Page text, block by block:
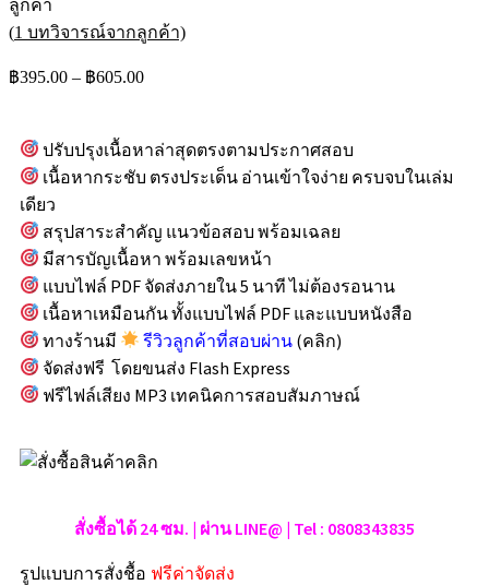
ลูกค้า
(1 บทวิจารณ์จากลูกค้า)
฿395.00 – ฿605.00
ปรับปรุงเนื้อหาล่าสุดตรงตามประกาศสอบ
เนื้อหากระชับ ตรงประเด็น อ่านเข้าใจง่าย ครบจบในเล่ม
เดียว
สรุปสาระสำคัญ แนวข้อสอบ พร้อมเฉลย
มีสารบัญเนื้อหา พร้อมเลขหน้า
แบบไฟล์ PDF จัดส่งภายใน 5 นาที ไม่ต้องรอนาน
เนื้อหาเหมือนกัน ทั้งแบบไฟล์ PDF และแบบหนังสือ
ทางร้านมี
รีวิวลูกค้าที่สอบผ่าน (คลิก)
จัดส่งฟรี โดยขนส่ง Flash Express
ฟรีไฟล์เสียง MP3 เทคนิคการสอบสัมภาษณ์
สั่งซื้อได้ 24 ซม. | ผ่าน LINE@ | Tel : 0808343835
รูปแบบการสั่งชื้อ ฟรีค่าจัดส่ง